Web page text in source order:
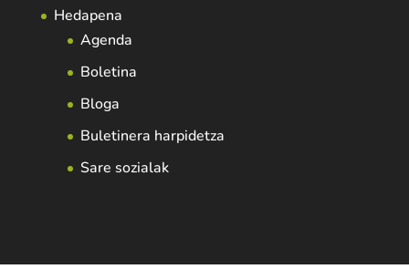
Hedapena
Agenda
Boletina
Bloga
Buletinera harpidetza
Sare sozialak